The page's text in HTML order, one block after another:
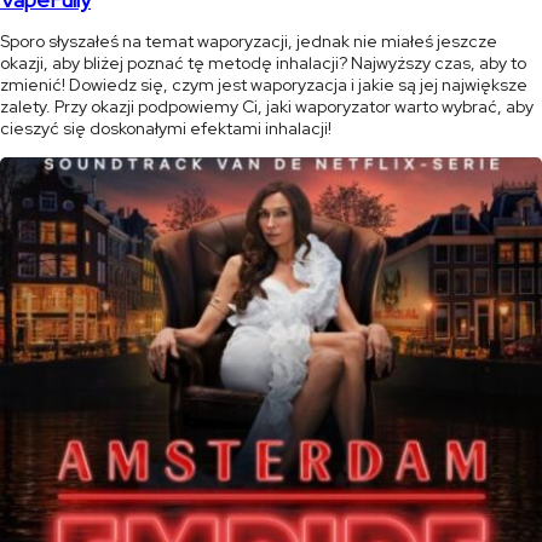
Sporo słyszałeś na temat waporyzacji, jednak nie miałeś jeszcze
okazji, aby bliżej poznać tę metodę inhalacji? Najwyższy czas, aby to
zmienić! Dowiedz się, czym jest waporyzacja i jakie są jej największe
zalety. Przy okazji podpowiemy Ci, jaki waporyzator warto wybrać, aby
cieszyć się doskonałymi efektami inhalacji!